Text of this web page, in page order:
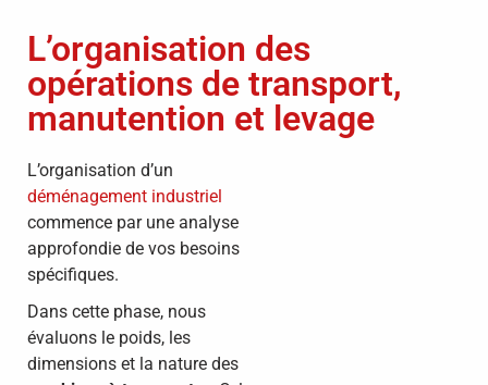
L’organisation des
opérations de transport,
manutention et levage
L’organisation d’un
déménagement industriel
commence par une analyse
approfondie de vos besoins
spécifiques.
Dans cette phase, nous
évaluons le poids, les
dimensions et la nature des